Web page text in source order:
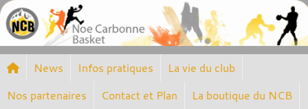
News Infos pratiques
La vie du club
Nos partenaires
Contact et Plan La boutique du NCB
Panneau de gestion des cookies